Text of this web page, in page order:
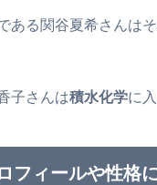
ある関谷夏希さんは
子さんは積水化学に
フィールや性格